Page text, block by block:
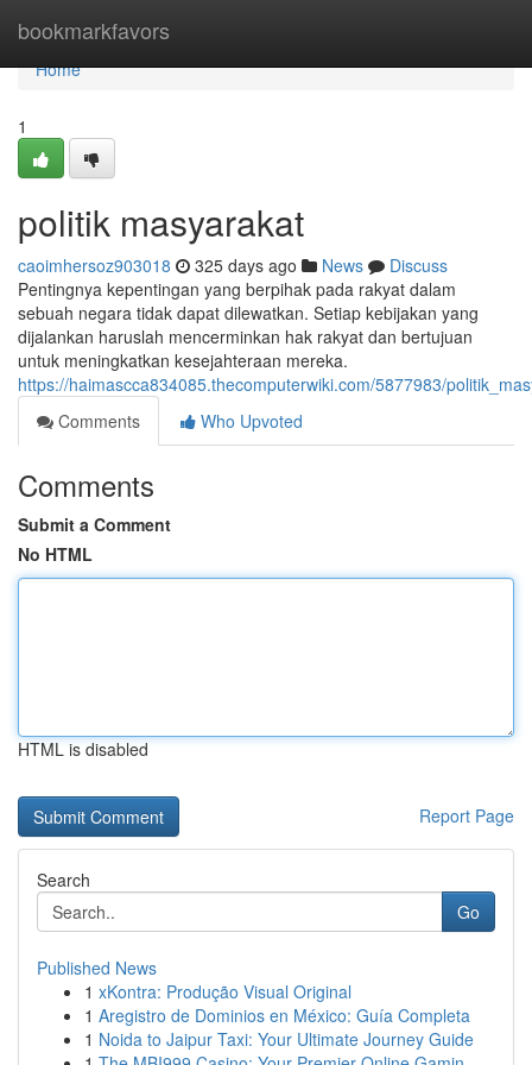
bookmarkfavors
Home
Home
1
politik masyarakat
caoimhersoz903018 325 days ago News
Discuss
Pentingnya kepentingan yang berpihak pada rakyat dalam
sebuah negara tidak dapat dilewatkan. Setiap kebijakan yang
dijalankan haruslah mencerminkan hak rakyat dan bertujuan
untuk meningkatkan kesejahteraan mereka.
https://haimascca834085.thecomputerwiki.com/5877983/
Comments
Who Upvoted
Comments
Submit a Comment
No HTML
HTML is disabled
Report Page
Search
Go
Published News
1 xKontra: Produção Visual Original
1 Aregistro de Dominios en México: Guía Completa
1 Noida to Jaipur Taxi: Your Ultimate Journey Guide